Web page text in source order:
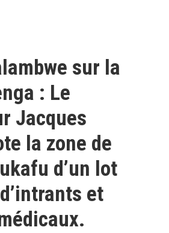
sur la
: Le
Jacques
la zone de
d’un lot
et